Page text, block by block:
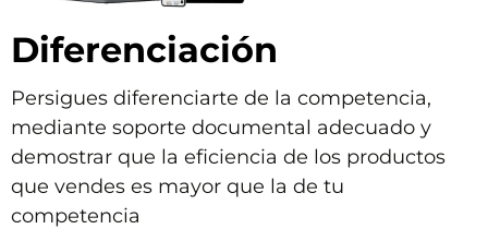
Diferenciación
Persigues diferenciarte de la competencia,
mediante soporte documental adecuado y
demostrar que la eficiencia de los productos
que vendes es mayor que la de tu
competencia